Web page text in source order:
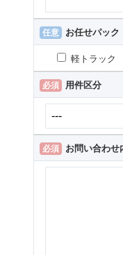
任意 お任せパック
軽トラック
必須 用件区分
必須 お問い合わせ